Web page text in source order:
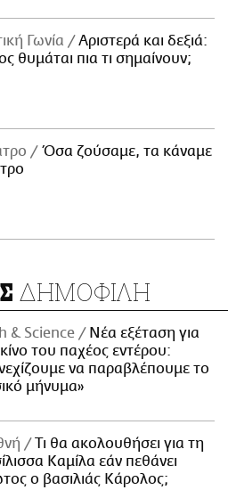
Γωνία
Αριστερά και δεξιά:
θυμάται πια τι σημαίνουν;
Όσα ζούσαμε, τα κάναμε
ΔΗΜΟΦΙΛΗ
& Science
Νέα εξέταση για
του παχέος εντέρου:
να παραβλέπουμε το
μήνυμα»
Τι θα ακολουθήσει για τη
Καμίλα εάν πεθάνει
ο βασιλιάς Κάρολος;